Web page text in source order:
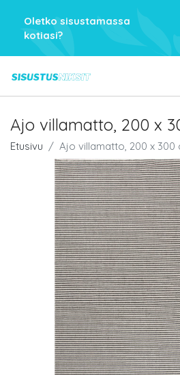
Oletko sisustamassa
kotiasi?
Ajo villamatto, 200 x
Etusivu Ajo villamatto, 200 x 300